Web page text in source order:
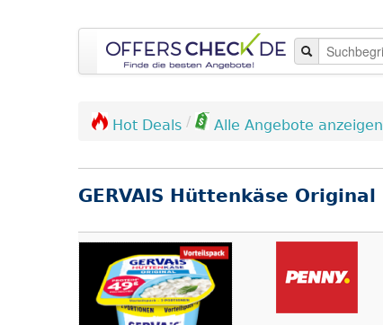
Hot Deals / Alle Angebote anzeigen
GERVAIS Hüttenkäse Original